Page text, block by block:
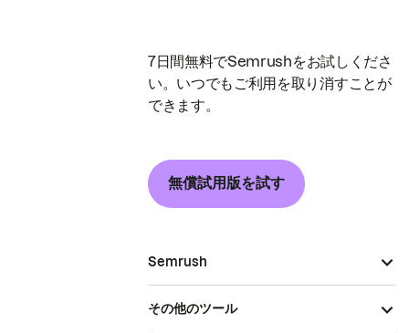
7日間無料でSemrushをお試しくださ
い。いつでもご利用を取り消すことが
できます。
無償試用版を試す
Semrush
その他のツール